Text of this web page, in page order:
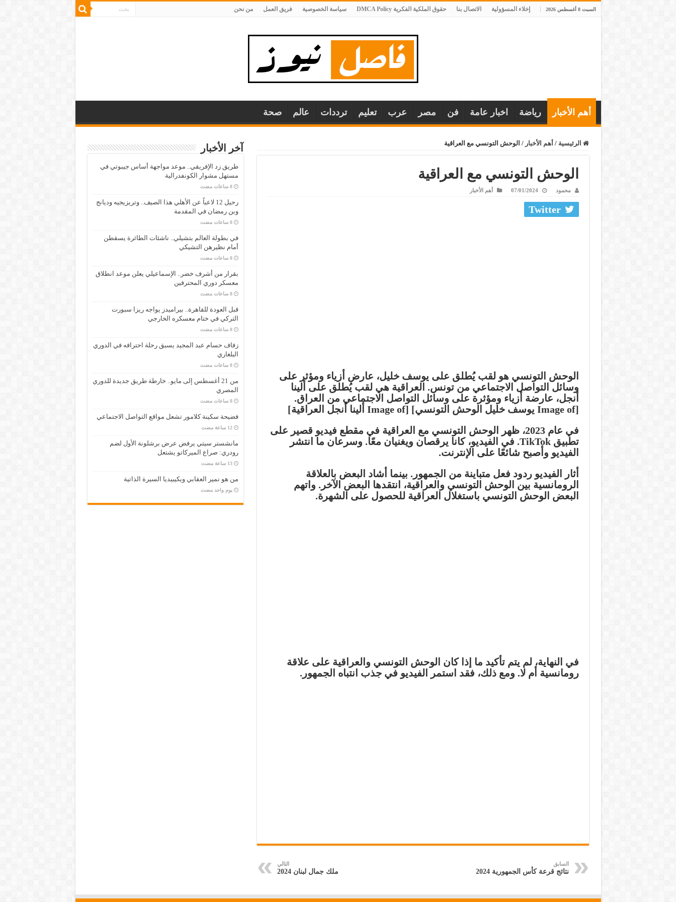
السبت 8 أغسطس 2026 إخلاء المسؤولية الاتصال بنا حقوق الملكية الفكرية DMCA Policy سياسة الخصوصية فريق العمل من نحن
أهم الأخبار رياضة اخبار عامة فن مصر عرب تعليم ترددات عالم صحة
الرئيسية / أهم الأخبار / الوحش التونسي مع العراقية
الوحش التونسي مع العراقية
محمود 07/01/2024 أهم الأخبار
Twitter
الوحش التونسي هو لقب يُطلق على يوسف خليل، عارض أزياء ومؤثر على
وسائل التواصل الاجتماعي من تونس. العراقية هي لقب يُطلق على ألينا
أنجل، عارضة أزياء ومؤثرة على وسائل التواصل الاجتماعي من العراق.
[Image of يوسف خليل الوحش التونسي] [Image of ألينا أنجل العراقية]
في عام 2023، ظهر الوحش التونسي مع العراقية في مقطع فيديو قصير على
تطبيق TikTok. في الفيديو، كانا يرقصان ويغنيان معًا. وسرعان ما انتشر
الفيديو وأصبح شائعًا على الإنترنت.
أثار الفيديو ردود فعل متباينة من الجمهور. بينما أشاد البعض بالعلاقة
الرومانسية بين الوحش التونسي والعراقية، انتقدها البعض الآخر. واتهم
البعض الوحش التونسي باستغلال العراقية للحصول على الشهرة.
في النهاية، لم يتم تأكيد ما إذا كان الوحش التونسي والعراقية على علاقة
رومانسية أم لا. ومع ذلك، فقد استمر الفيديو في جذب انتباه الجمهور.
السابق
نتائج قرعة كأس الجمهورية 2024
التالي
ملك جمال لبنان 2024
آخر الأخبار
طريق زد الإفريقي.. موعد مواجهة أساس جيبوتي في
مستهل مشوار الكونفدرالية
‏8 ساعات مضت
رحيل 12 لاعباً عن الأهلي هذا الصيف.. وتريزيجيه وديانج
وبن رمضان في المقدمة
‏8 ساعات مضت
في بطولة العالم بتشيلي.. ناشئات الطائرة يسقطن
أمام نظيرهن التشيكي
‏8 ساعات مضت
بقرار من أشرف خضر.. الإسماعيلي يعلن موعد انطلاق
معسكر دوري المحترفين
‏8 ساعات مضت
قبل العودة للقاهرة.. بيراميدز يواجه ريزا سبورت
التركي في ختام معسكره الخارجي
‏8 ساعات مضت
زفاف حسام عبد المجيد يسبق رحلة احترافه في الدوري
البلغاري
‏8 ساعات مضت
من 21 أغسطس إلى مايو.. خارطة طريق جديدة للدوري
المصري
‏8 ساعات مضت
فضيحة سكينة كلامور تشعل مواقع التواصل الاجتماعي
‏12 ساعة مضت
مانشستر سيتي يرفض عرض برشلونة الأول لضم
رودري: صراع الميركاتو يشتعل
‏13 ساعة مضت
من هو نمير العقابي ويكيبيديا السيرة الذاتية
‏يوم واحد مضت